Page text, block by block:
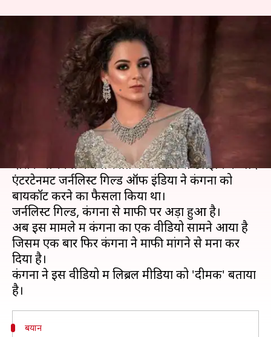
पत्रकार से विवाद पर आया कंगना का
वीडियो, कहा- 'नहीं मांगूगी माफी,
प्लीज मुझे बैन करो'
Jul 11, 2019 04:05 pm
अपनी फिल्म 'जजमेंटल है क्या' के एक प्रमोशनल इवेंट के
दौरान अभिनेत्री कंगना रनौत के पत्रकार से उलझने के बाद
एंटरटेनमेंट जर्नलिस्ट गिल्ड ऑफ इंडिया ने कंगना को
बायकॉट करने का फैसला किया था।
जर्नलिस्ट गिल्ड, कंगना से माफी पर अड़ा हुआ है।
अब इस मामले में कंगना का एक वीडियो सामने आया है
जिसमें एक बार फिर कंगना ने माफी मांगने से मना कर
दिया है।
कंगना ने इस वीडियो में लिब्रल मीडिया को 'दीमक' बताया
बयान